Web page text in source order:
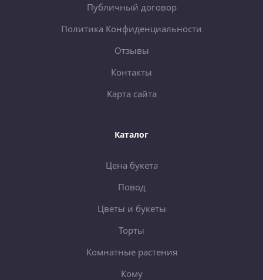
Публичный договор
Политика Конфиденциальности
Отзывы
Контакты
Карта сайта
Каталог
Цена букета
Повод
Цветы и букеты
Торты
Комнатные растения
Кому